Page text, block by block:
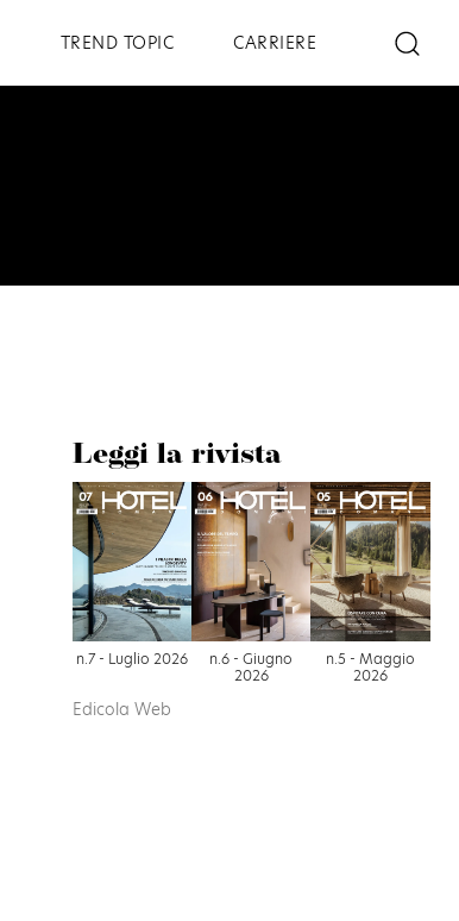
TREND TOPIC CARRIERE
Leggi la rivista
n.7 - Luglio 2026
n.6 - Giugno
2026
n.5 - Maggio
2026
Edicola Web